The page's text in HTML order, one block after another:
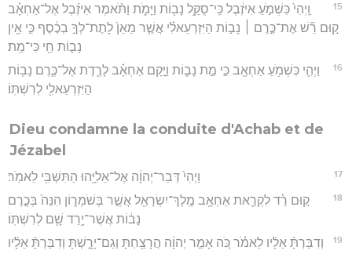
15
וַֽיְהִי֙ כִּשְׁמֹ֣עַ אִיזֶ֔בֶל כִּֽי־סֻקַּ֥ל נָב֖וֹת וַיָּמֹ֑ת וַתֹּ֨אמֶר אִיזֶ֜בֶל אֶל־אַחְאָ֗ב
ק֣וּם רֵ֞שׁ אֶת־כֶּ֣רֶם ׀ נָב֣וֹת הַיִּזְרְעֵאלִ֗י אֲשֶׁ֤ר מֵאֵן֙ לָתֶת־לְךָ֣ בְכֶ֔סֶף כִּ֣י אֵ֥ין
נָב֛וֹת חַ֖י כִּי־מֵֽת׃
16
וַיְהִ֛י כִּשְׁמֹ֥עַ אַחְאָ֖ב כִּ֣י מֵ֣ת נָב֑וֹת וַיָּ֣קָם אַחְאָ֗ב לָרֶ֛דֶת אֶל־כֶּ֛רֶם נָב֥וֹת
הַיִּזְרְעֵאלִ֖י לְרִשְׁתּֽוֹ׃
Dieu condamne la conduite d'Achab et de
Jézabel
17 וַיְהִי֙ דְּבַר־יְהוָ֔ה אֶל־אֵלִיָּ֥הוּ הַתִּשְׁבִּ֖י לֵאמֹֽר׃
18
ק֣וּם רֵ֗ד לִקְרַ֛את אַחְאָ֥ב מֶֽלֶךְ־יִשְׂרָאֵ֖ל אֲשֶׁ֣ר בְּשֹׁמְר֑וֹן הִנֵּה֙ בְּכֶ֣רֶם
נָב֔וֹת אֲשֶׁר־יָ֥רַד שָׁ֖ם לְרִשְׁתּֽוֹ׃
19
וְדִבַּרְתָּ֨ אֵלָ֜יו לֵאמֹ֗ר כֹּ֚ה אָמַ֣ר יְהוָ֔ה הֲרָצַ֖חְתָּ וְגַם־יָרָ֑שְׁתָּ וְדִבַּרְתָּ֨ אֵלָ֜יו